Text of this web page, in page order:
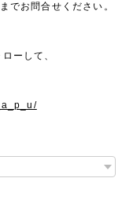
でお問合せください。
ーして、